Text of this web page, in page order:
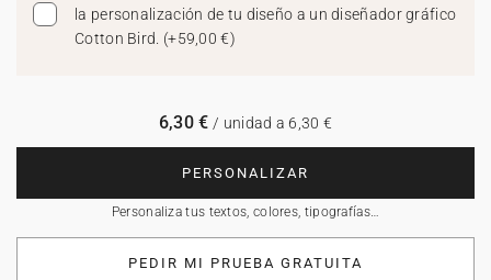
la personalización de tu diseño a un diseñador gráfico
Cotton Bird. (+59,00 €)
PERSONALIZAR
Personaliza tus textos, colores, tipografías…
6,30 € / unidad a 6,30 €
PEDIR MI PRUEBA GRATUITA